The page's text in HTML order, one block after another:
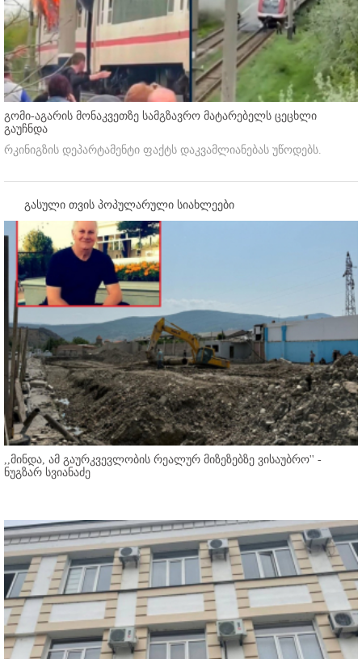
გომი-აგარის მონაკვეთზე სამგზავრო მატარებელს ცეცხლი
გაუჩნდა
რკინიგზის დეპარტამენტი ფაქტს დაკვამლიანებას უწოდებს.
გასული თვის პოპულარული სიახლეები
,,მინდა, ამ გაურკვევლობის რეალურ მიზეზებზე ვისაუბრო'' -
ნუგზარ სვიანაძე